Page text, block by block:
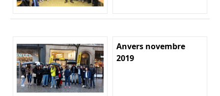
Anvers novembre
2019